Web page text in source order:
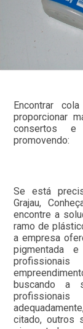
Encontrar
proporcionar
consertos e
promovendo:
Se está
Grajau,
encontre a
ramo de
a empresa
pigmentada
buscando a
citado, outros